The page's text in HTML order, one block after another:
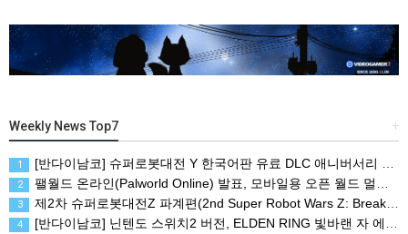
+
Weekly News Top7
1 [반다이남코] 슈퍼로봇대전 Y 한국어판 유료 DLC 애니버서리 확장팩, 8월 5일 판매 시작
2 팰월드 온라인(Palworld Online) 발표, 모바일용 오픈 월드 멀티플레이 생존 크래프트
3 제2차 슈퍼로봇대전Z 파계편(2nd Super Robot Wars Z: Break the World Chapter) Remastered 제작 결정
4 [반다이남코] 닌텐도 스위치2 버전, ELDEN RING 빛바랜 자 에디션 패키지 예약 판매, 8월 5일 시작